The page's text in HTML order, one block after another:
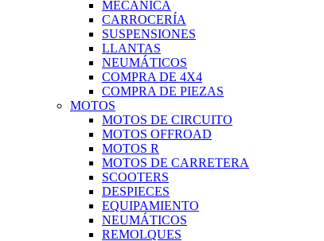
MECÁNICA
CARROCERÍA
SUSPENSIONES
LLANTAS
NEUMÁTICOS
COMPRA DE 4X4
COMPRA DE PIEZAS
MOTOS
MOTOS DE CIRCUITO
MOTOS OFFROAD
MOTOS R
MOTOS DE CARRETERA
SCOOTERS
DESPIECES
EQUIPAMIENTO
NEUMÁTICOS
REMOLQUES